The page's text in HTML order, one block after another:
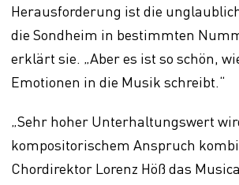
Herausforderung ist die
die Sondheim in bestimmten
erklärt sie. „Aber es ist so schön,
Emotionen in die Musik schreibt.“
„Sehr hoher Unterhaltungswert
kompositorischem Anspruch
Chordirektor Lorenz Höß das